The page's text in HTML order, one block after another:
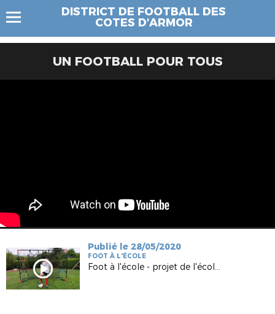
DISTRICT DE FOOTBALL DES
COTES D'ARMOR
UN FOOTBALL POUR TOUS
Publié le 28/05/2020
FOOT À L'ÉCOLE
Foot à l'école - projet de l'école Baloré de Bégard